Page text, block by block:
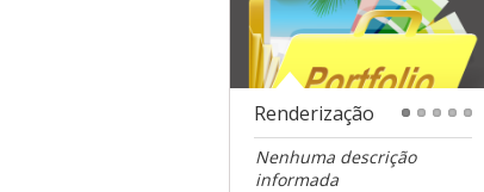
Renderização
Nenhuma descrição
informada